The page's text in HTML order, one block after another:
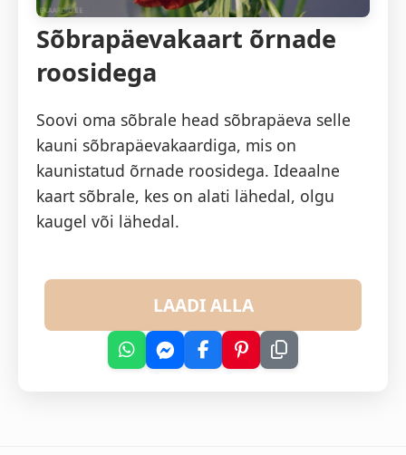
Sõbrapäevakaart õrnade
roosidega
Soovi oma sõbrale head sõbrapäeva selle
kauni sõbrapäevakaardiga, mis on
kaunistatud õrnade roosidega. Ideaalne
kaart sõbrale, kes on alati lähedal, olgu
kaugel või lähedal.
LAADI ALLA